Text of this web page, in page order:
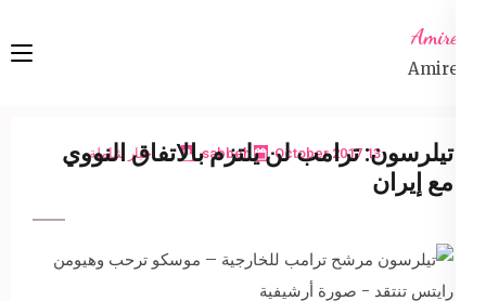
content
Enter)
Amireta
Amireta
13 October 2017
sabbeh اخبار شاملة
تيلرسون: ترامب لن يلتزم بالاتفاق النووي
مع إيران